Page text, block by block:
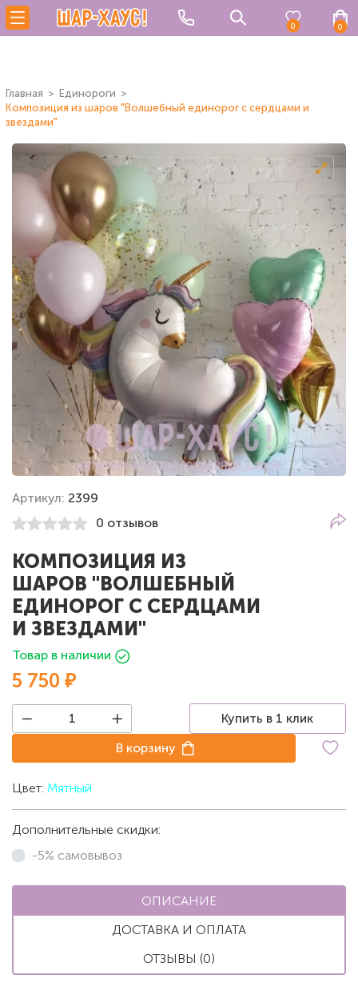
0 0
Главная
Единороги
Композиция из шаров "Волшебный единорог с сердцами и
звездами"
Артикул: 2399
0 отзывов
КОМПОЗИЦИЯ ИЗ
ШАРОВ "ВОЛШЕБНЫЙ
ЕДИНОРОГ С СЕРДЦАМИ
И ЗВЕЗДАМИ"
Товар в наличии
5 750 ₽
Купить в 1 клик
В корзину
Цвет: Мятный
Дополнительные скидки:
-5% самовывоз
ОПИСАНИЕ
ДОСТАВКА И ОПЛАТА
ОТЗЫВЫ (0)